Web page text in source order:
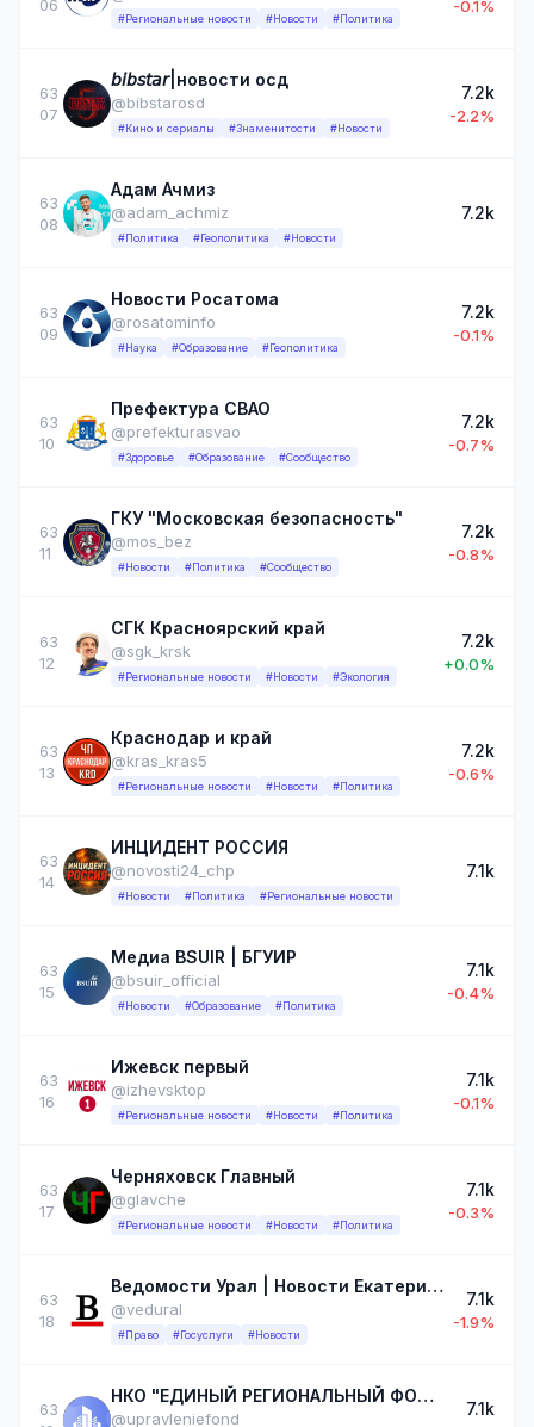
06
#Региональные новости #Новости #Политика
-0.1%
63
07
𝘣𝘪𝘣𝘴𝘵𝘢𝘳|новости осд
@bibstarosd
#Кино и сериалы #Знаменитости #Новости
7.2k
-2.2%
63
08
Адам Ачмиз
@adam_achmiz
#Политика #Геополитика #Новости
7.2k
63
09
Новости Росатома
@rosatominfo
#Наука #Образование #Геополитика
7.2k
-0.1%
63
10
Префектура СВАО
@prefekturasvao
#Здоровье #Образование #Сообщество
7.2k
-0.7%
63
11
ГКУ "Московская безопасность"
@mos_bez
#Новости #Политика #Сообщество
7.2k
-0.8%
63
12
СГК Красноярский край
@sgk_krsk
#Региональные новости #Новости #Экология
7.2k
+0.0%
63
13
Краснодар и край
@kras_kras5
#Региональные новости #Новости #Политика
7.2k
-0.6%
63
14
ИНЦИДЕНТ РОССИЯ
@novosti24_chp
#Новости #Политика #Региональные новости
7.1k
63
15
Медиа BSUIR | БГУИР
@bsuir_official
#Новости #Образование #Политика
7.1k
-0.4%
63
16
Ижевск первый
@izhevsktop
#Региональные новости #Новости #Политика
7.1k
-0.1%
63
17
Черняховск Главный
@glavche
#Региональные новости #Новости #Политика
7.1k
-0.3%
63
18
Ведомости Урал | Новости Екатеринбурга и Свердловской области
@vedural
#Право #Госуслуги #Новости
7.1k
-1.9%
63
НКО "ЕДИНЫЙ РЕГИОНАЛЬНЫЙ ФОНД ПО УПРАВЛЕНИЮ МКД НА ТЕРРИТОРИИ ЛНР"
@upravleniefond
7.1k